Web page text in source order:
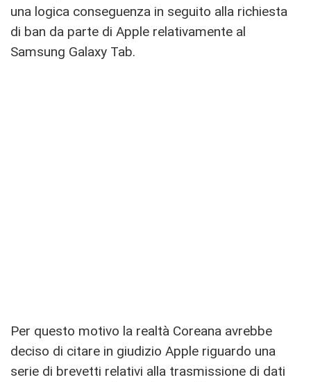
una logica conseguenza in seguito alla richiesta
di ban da parte di Apple relativamente al
Samsung Galaxy Tab.
Per questo motivo la realtà Coreana avrebbe
deciso di citare in giudizio Apple riguardo una
serie di brevetti relativi alla trasmissione di dati